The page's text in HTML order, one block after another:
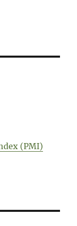
(PMI)